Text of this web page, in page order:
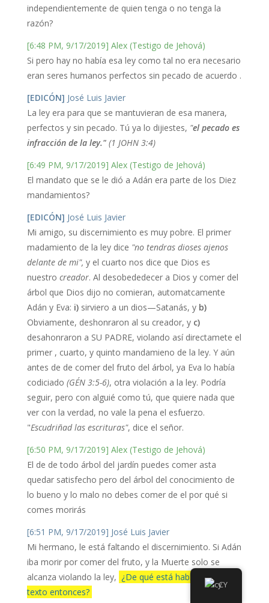
independientemente de quien tenga o no tenga la
razón?
[6:48 PM, 9/17/2019] Alex (Testigo de Jehová)
Si pero hay no había esa ley como tal no era necesario
eran seres humanos perfectos sin pecado de acuerdo .
[EDICÓN] José Luis Javier
La ley era para que se mantuvieran de esa manera,
perfectos y sin pecado. Tú ya lo dijiestes, "el pecado es
infracción de la ley."(1 JOHN 3:4)
[6:49 PM, 9/17/2019] Alex (Testigo de Jehová)
El mandato que se le dió a Adán era parte de los Diez
mandamientos?
[EDICÓN] José Luis Javier
Mi amigo, su discernimiento es muy pobre. El primer
madamiento de la ley dice "no tendras dioses ajenos
delante de mi", y el cuarto nos dice que Dios es
nuestro creador. Al desobededecer a Dios y comer del
árbol que Dios dijo no comieran, automatcamente
Adán y Eva: i)sirviero a un dios—Satanás, y b)
Obviamente, deshonraron al su creador, y c)
desahonraron a SU PADRE, violando así directamete el
primer , cuarto, y quinto mandamieno de la ley. Y aún
antes de de comer del fruto del árbol, ya Eva lo había
codiciado (GÉN 3:5-6), otra violación a la ley. Podría
seguir, pero con alguié como tú, que quiere nada que
ver con la verdad, no vale la pena el esfuerzo.
"Escudriñad las escrituras", dice el señor.
[6:50 PM, 9/17/2019] Alex (Testigo de Jehová)
El de de todo árbol del jardín puedes comer asta
quedar satisfecho pero del árbol del conocimiento de
lo bueno y lo malo no debes comer de el por qué si
comes morirás
[6:51 PM, 9/17/2019] José Luis Javier
Mi hermano, le está faltando el discernimiento. Si Adán
iba morir por comer del fruto, y la Muerte solo se
alcanza violando la ley, ¿De qué está hablando el
texto entonces?
CY